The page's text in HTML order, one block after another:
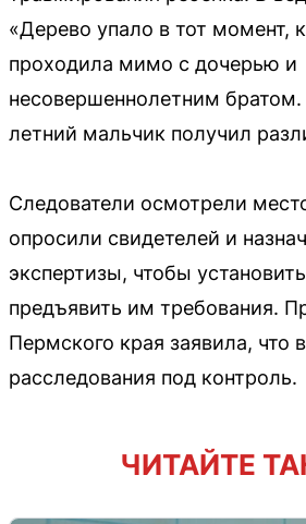
«Дерево упало в тот момент,
проходила мимо с дочерью и
несовершеннолетним братом.
летний мальчик получил
Следователи осмотрели
опросили свидетелей и
экспертизы, чтобы
предъявить им требования.
Пермского края заявила, что
расследования под контроль.
ЧИТАЙТЕ